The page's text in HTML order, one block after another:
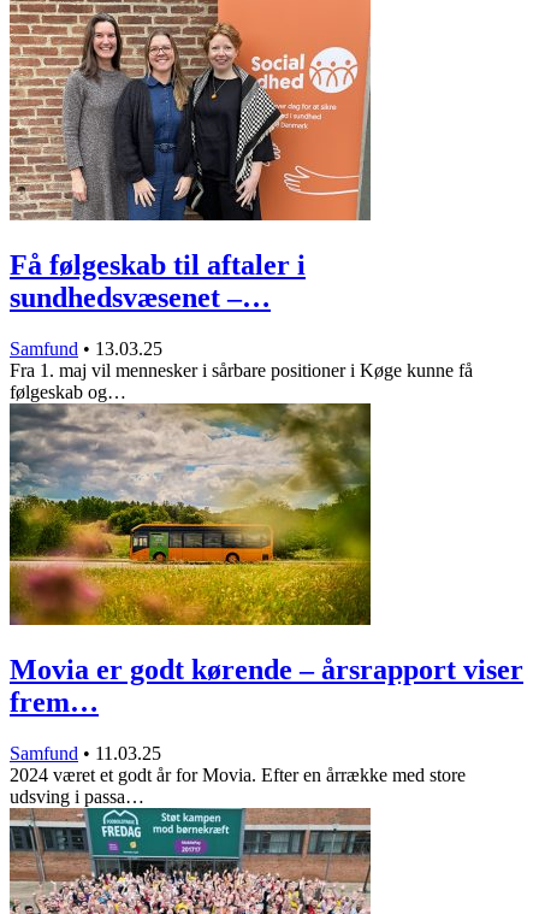
Få følgeskab til aftaler i
sundhedsvæsenet –…
Samfund • 13.03.25
Fra 1. maj vil mennesker i sårbare positioner i Køge kunne få
følgeskab og…
Movia er godt kørende – årsrapport viser
frem…
Samfund • 11.03.25
2024 været et godt år for Movia. Efter en årrække med store
udsving i passa…